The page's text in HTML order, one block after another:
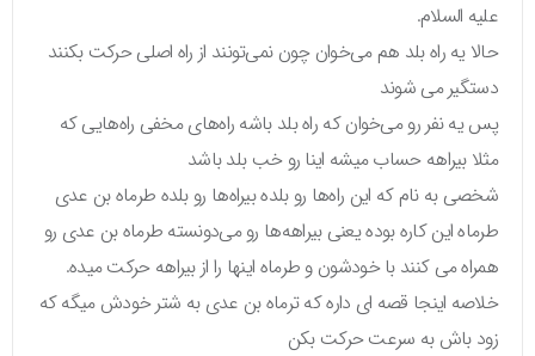
علیه السلام.
حالا یه راه بلد هم می‌خوان چون نمی‌تونند از راه اصلی حرکت بکنند
دستگیر می شوند
پس یه نفر رو می‌خوان که راه بلد باشه راه‌های مخفی راه‌هایی که
مثلا بیراهه حساب میشه اینا رو خب بلد باشد
شخصی به نام که این راه‌ها رو بلده بیراه‌ها رو بلده طرماه بن عدی
طرماه این کاره بوده یعنی بیراهه‌ها رو می‌دونسته طرماه بن عدی رو
همراه می کنند با خودشون و طرماه اینها را از بیراهه حرکت میده.
خلاصه اینجا قصه‌ ای داره که ترماه بن عدی به شتر خودش میگه که
زود باش به سرعت حرکت بکن